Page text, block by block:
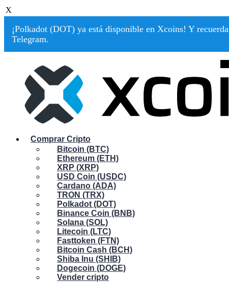
X
¡Polkadot (DOT) ya está disponible en Xcoins! Y
Telegram.
Comprar Cripto
Bitcoin (BTC)
Ethereum (ETH)
XRP (XRP)
USD Coin (USDC)
Cardano (ADA)
TRON (TRX)
Polkadot (DOT)
Binance Coin (BNB)
Solana (SOL)
Litecoin (LTC)
Fasttoken (FTN)
Bitcoin Cash (BCH)
Shiba Inu (SHIB)
Dogecoin (DOGE)
Vender cripto